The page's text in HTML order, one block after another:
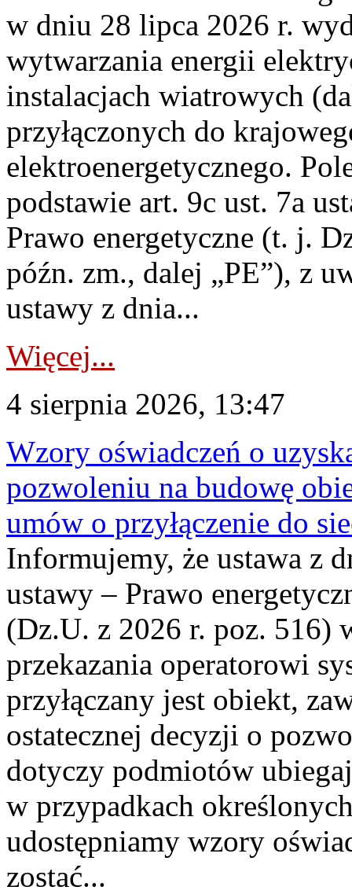
w dniu 28 lipca 2026 r.
wytwarzania energii
instalacjach wiatrowych
przyłączonych do
elektroenergetycznego.
podstawie art. 9c ust. 7a
Prawo energetyczne (t. j.
późn. zm., dalej „PE”), z
ustawy z dnia...
Więcej...
4 sierpnia 2026, 13:47
Wzory oświadczeń o
pozwoleniu na budowę
umów o przyłączenie do
Informujemy, że ustawa z
ustawy – Prawo
(Dz.U. z 2026 r. poz. 516)
przekazania operatorowi
przyłączany jest obiekt,
ostatecznej decyzji o
dotyczy podmiotów
w przypadkach
udostępniamy wzory
zostać...